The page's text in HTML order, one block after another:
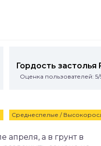
Среднеспелые /
Гордость застолья
Оценка пользователей: 5/
апреля, а в грунт в